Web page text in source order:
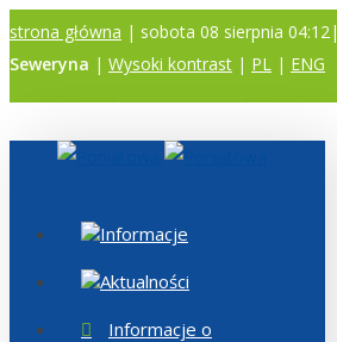
strona główna | sobota 08 sierpnia 04:12|
Seweryna | Wysoki kontrast | PL | ENG
Informacje
Aktualności
Informacje o